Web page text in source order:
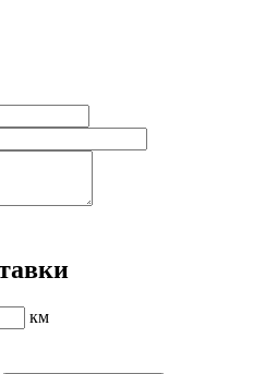
км